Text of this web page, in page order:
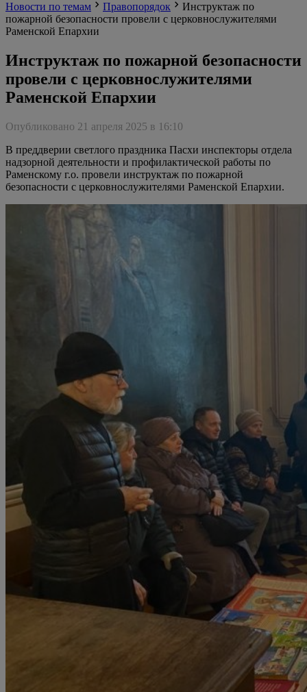
Новости по темам
Правопорядок
Инструктаж по
пожарной безопасности провели с церковнослужителями
Раменской Епархии
Инструктаж по пожарной безопасности
провели с церковнослужителями
Раменской Епархии
Опубликовано 21 апреля 2025 в 16:10
В преддверии светлого праздника Пасхи инспекторы отдела
надзорной деятельности и профилактической работы по
Раменскому г.о. провели инструктаж по пожарной
безопасности с церковнослужителями Раменской Епархии.